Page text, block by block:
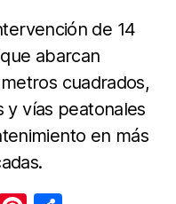
de 14
abarcan
cuadrados,
y vías peatonales
en más